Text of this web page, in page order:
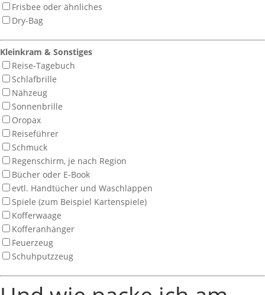
Frisbee oder ähnliches
Dry-Bag
Kleinkram & Sonstiges
Reise-Tagebuch
Schlafbrille
Nähzeug
Sonnenbrille
Oropax
Reiseführer
Schmuck
Regenschirm, je nach Region
Bücher oder E-Book
evtl. Handtücher und Waschlappen
Spiele (zum Beispiel Kartenspiele)
Kofferwaage
Kofferanhänger
Feuerzeug
Schuhputzzeug